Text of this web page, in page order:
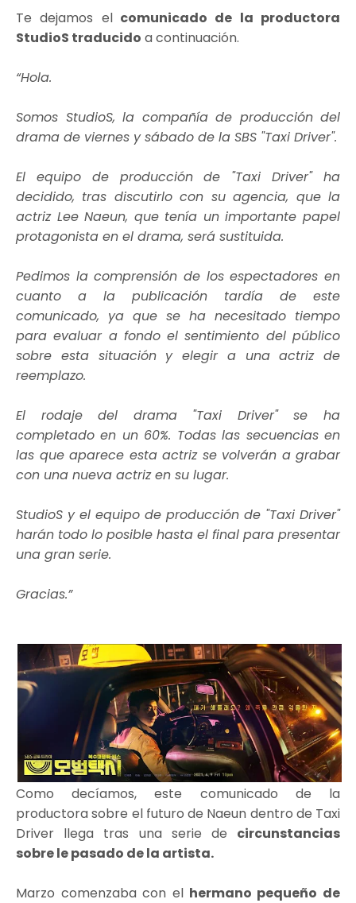
Te dejamos elcomunicado de la productora
StudioS traducido a continuación.
“Hola.
Somos StudioS, la compañía de producción del
drama de viernes y sábado de la SBS "Taxi Driver".
El equipo de producción de "Taxi Driver" ha
decidido, tras discutirlo con su agencia, que la
actriz Lee Naeun, que tenía un importante papel
protagonista en el drama, será sustituida.
Pedimos la comprensión de los espectadores en
cuanto a la publicación tardía de este
comunicado, ya que se ha necesitado tiempo
para evaluar a fondo el sentimiento del público
sobre esta situación y elegir a una actriz de
reemplazo.
El rodaje del drama "Taxi Driver" se ha
completado en un 60%. Todas las secuencias en
las que aparece esta actriz se volverán a grabar
con una nueva actriz en su lugar.
StudioS y el equipo de producción de "Taxi Driver"
harán todo lo posible hasta el final para presentar
una gran serie.
Gracias.”
Como decíamos, este comunicado de la
productora sobre el futuro de Naeun dentro de Taxi
Driver llega tras una serie de circunstancias
sobre le pasado de la artista.
Marzo comenzaba con el hermano pequeño de